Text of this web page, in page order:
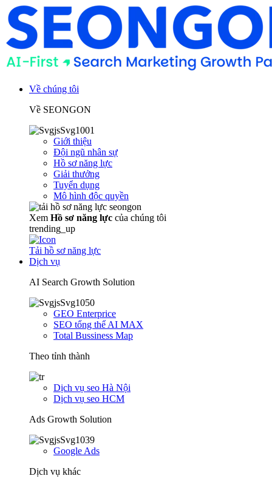
Về chúng tôi
Về SEONGON
Giới thiệu
Đội ngũ nhân sự
Hồ sơ năng lực
Giải thưởng
Tuyển dụng
Mô hình độc quyền
Xem Hồ sơ năng lực của chúng tôi
trending_up
Tải hồ sơ năng lực
Dịch vụ
AI Search Growth Solution
GEO Enterprice
SEO tổng thể AI MAX
Total Bussiness Map
Theo tỉnh thành
Dịch vụ seo Hà Nội
Dịch vụ seo HCM
Ads Growth Solution
Google Ads
Dịch vụ khác